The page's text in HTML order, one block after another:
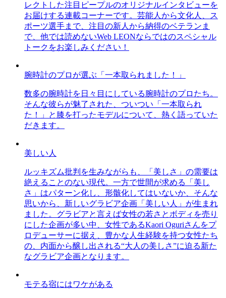
レクトした注目ピープルのオリジナルインタビューを
お届けする連載コーナーです。芸能人から文化人、ス
ポーツ選手まで、注目の新人から納得のベテランま
で、他では読めないWeb LEONならではのスペシャル
トークをお楽しみください！
腕時計のプロが選ぶ「一本取られました！」
数多の腕時計を日々目にしている腕時計のプロたち。
そんな彼らが魅了された、ついつい「一本取られ
た！」と膝を打ったモデルについて、熱く語っていた
だきます。
美しい人
ルッキズム批判を生みながらも、「美しさ」の需要は
絶えることのない現代。一方で世間が求める「美し
さ」はパターン化し、形骸化してはいないか、そんな
思いから、新しいグラビア企画「美しい人」が生まれ
ました。グラビアと言えば女性の若さとボディを売り
にした企画が多い中、女性であるKaori Oguriさんをプ
ロデューサーに据え、豊かな人生経験を持つ女性たち
の、内面から醸し出される“大人の美しさ”に迫る新た
なグラビア企画となります。
モテる宿にはワケがある